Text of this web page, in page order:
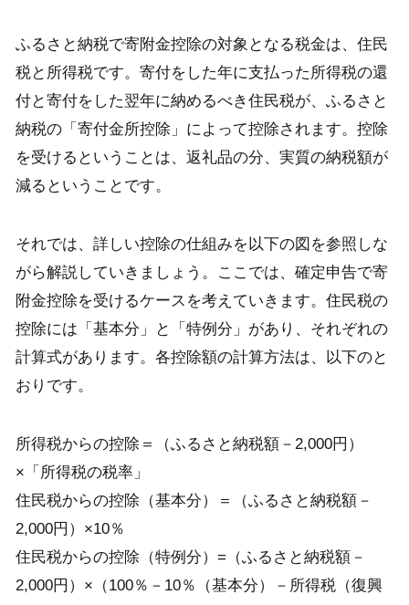
ふるさと納税で寄附金控除の対象となる税金は、住民
税と所得税です。寄付をした年に支払った所得税の還
付と寄付をした翌年に納めるべき住民税が、ふるさと
納税の「寄付金所控除」によって控除されます。控除
を受けるということは、返礼品の分、実質の納税額が
減るということです。
それでは、詳しい控除の仕組みを以下の図を参照しな
がら解説していきましょう。ここでは、確定申告で寄
附金控除を受けるケースを考えていきます。住民税の
控除には「基本分」と「特例分」があり、それぞれの
計算式があります。各控除額の計算方法は、以下のと
おりです。
所得税からの控除＝（ふるさと納税額－2,000円）
×「所得税の税率」
住民税からの控除（基本分）＝（ふるさと納税額－
2,000円）×10％
住民税からの控除（特例分）=（ふるさと納税額－
2,000円）×（100％－10％（基本分）－所得税（復興